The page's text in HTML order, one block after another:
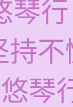
琴
持
琴